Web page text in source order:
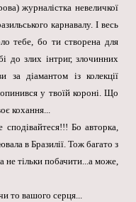
журналістка невеличкої
карнавалу. І весь
тебе, бо ти створена для
до злих інтриг, злочинних
за діамантом із колекції
у твоїй короні. Що
кохання...
сподівайтеся!!! Бо авторка,
в Бразилії. Тож багато з
не тільки побачити...а може,
то вашого серця...